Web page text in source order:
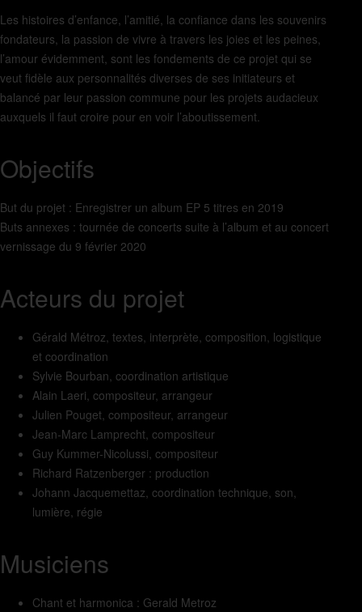
Les histoires d’enfance, l’amitié, la confiance dans les souvenirs
fondateurs, la passion de vivre à travers les joies et les peines,
l’amour évidemment, sont les fondements de ce projet qui se
veut fidèle aux personnalités diverses de ses initiateurs et
balancé par leur passion commune pour les projets audacieux
auxquels il faut croire pour en voir l’aboutissement.
Objectifs
But du projet : Enregistrer un album EP 5 titres en 2019
Buts annexes : tournée de concerts suite à l’album et au concert
vernissage du 9 février 2020
Acteurs du projet
Gérald Métroz, textes, interprète, composition, logistique
et coordination
Sylvie Bourban, coordination artistique
Alain Laeri, compositeur, arrangeur
Julien Pouget, compositeur, arrangeur
Jean-Marc Lamprecht, compositeur
Guy Kummer-Nicolussi, compositeur
Richard Ratzenberger : production
Johann Jacquemettaz, coordination technique, son,
lumière, régie
Musiciens
Chant et harmonica : Gerald Metroz